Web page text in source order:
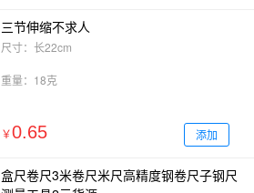
三节伸缩不求人
尺寸：长22cm
重量：18克
￥0.65 添加
盒尺卷尺3米卷尺米尺高精度钢卷尺子钢尺